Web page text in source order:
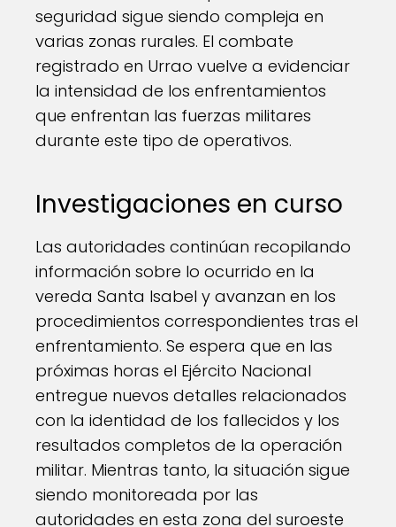
seguridad sigue siendo compleja en
varias zonas rurales. El combate
registrado en Urrao vuelve a evidenciar
la intensidad de los enfrentamientos
que enfrentan las fuerzas militares
durante este tipo de operativos.
Investigaciones en curso
Las autoridades continúan recopilando
información sobre lo ocurrido en la
vereda Santa Isabel y avanzan en los
procedimientos correspondientes tras el
enfrentamiento. Se espera que en las
próximas horas el Ejército Nacional
entregue nuevos detalles relacionados
con la identidad de los fallecidos y los
resultados completos de la operación
militar. Mientras tanto, la situación sigue
siendo monitoreada por las
autoridades en esta zona del suroeste